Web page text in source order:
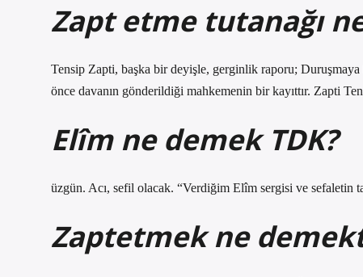
Zapt etme tutanağı
Tensip Zapti, başka bir deyişle, gerginlik raporu;
önce davanın gönderildiği mahkemenin bir kayıttır. Zapti
Elîm ne demek TDK?
üzgün. Acı, sefil olacak. “Verdiğim Elîm sergisi ve sefaletin
Zaptetmek ne